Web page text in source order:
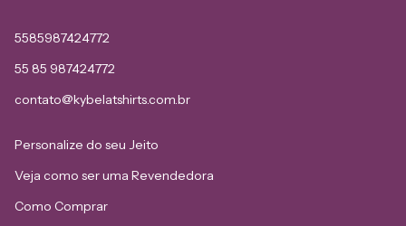
5585987424772
55 85 987424772
contato@kybelatshirts.com.br
Personalize do seu Jeito
Veja como ser uma Revendedora
Como Comprar